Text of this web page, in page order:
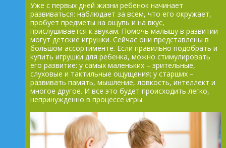
Уже с первых дней жизни ребенок начинает
развиваться: наблюдает за всем, что его окружает,
пробует предметы на ощупь и на вкус,
прислушивается к звукам. Помочь малышу в развитии
могут детские игрушки. Сейчас они представлены в
большом ассортименте. Если правильно подобрать и
купить игрушки для ребенка, можно стимулировать
его развитие: у самых маленьких – зрительные,
слуховые и тактильные ощущения; у старших –
развивать память, мышление, ловкость, интеллект и
многое другое. И все это будет происходить легко,
непринужденно в процессе игры.